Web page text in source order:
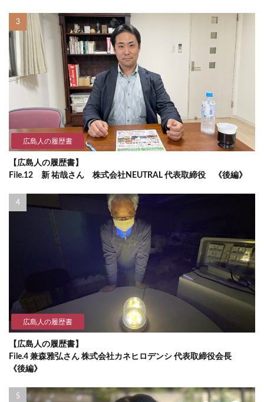
広島人の履歴書
【広島人の履歴書】
File.12 新 祐哉さん 株式会社NEUTRAL 代表取締役 《後編》
広島人の履歴書
【広島人の履歴書】
File.4 兼森雅弘さん 株式会社カネヒロデンシ 代表取締役会長
《後編》